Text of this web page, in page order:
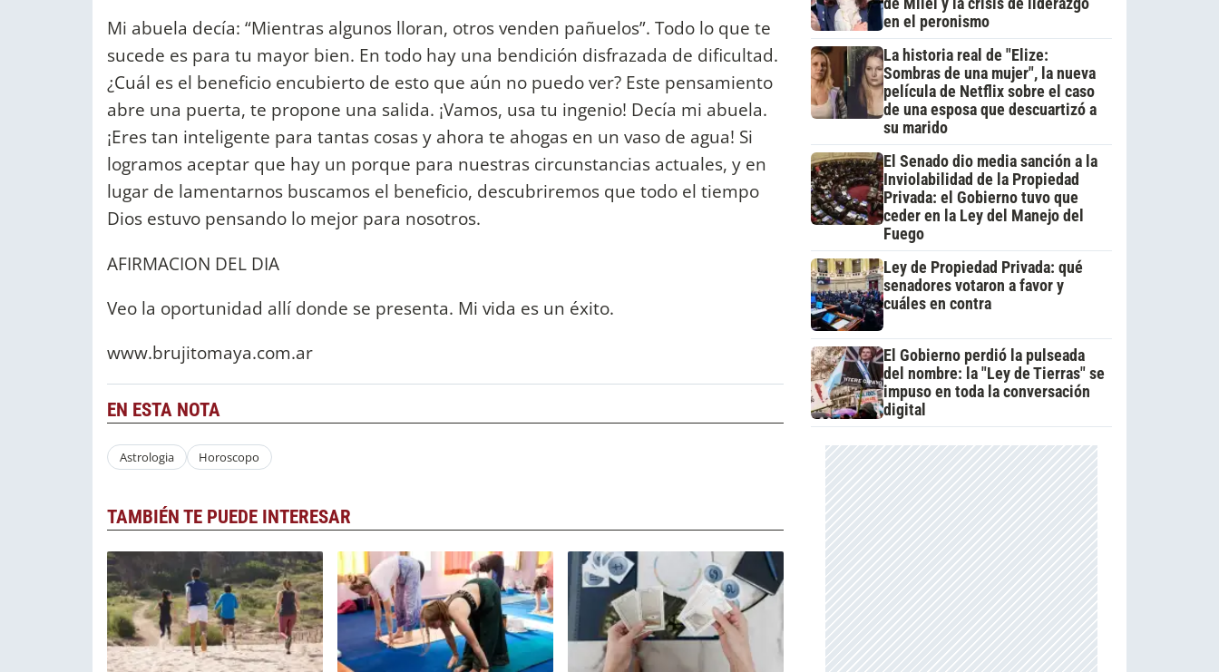
Mi abuela decía: “Mientras algunos lloran, otros venden pañuelos”. Todo lo que te
sucede es para tu mayor bien. En todo hay una bendición disfrazada de dificultad.
¿Cuál es el beneficio encubierto de esto que aún no puedo ver? Este pensamiento
abre una puerta, te propone una salida. ¡Vamos, usa tu ingenio! Decía mi abuela.
¡Eres tan inteligente para tantas cosas y ahora te ahogas en un vaso de agua! Si
logramos aceptar que hay un porque para nuestras circunstancias actuales, y en
lugar de lamentarnos buscamos el beneficio, descubriremos que todo el tiempo
Dios estuvo pensando lo mejor para nosotros.
AFIRMACION DEL DIA
Veo la oportunidad allí donde se presenta. Mi vida es un éxito.
www.brujitomaya.com.ar
EN ESTA NOTA
Astrologia Horoscopo
TAMBIÉN TE PUEDE INTERESAR
en el peronismo
La historia real de "Elize:
Sombras de una mujer", la nueva
película de Netflix sobre el caso
de una esposa que descuartizó a
su marido
El Senado dio media sanción a la
Inviolabilidad de la Propiedad
Privada: el Gobierno tuvo que
ceder en la Ley del Manejo del
Fuego
Ley de Propiedad Privada: qué
senadores votaron a favor y
cuáles en contra
El Gobierno perdió la pulseada
del nombre: la "Ley de Tierras" se
impuso en toda la conversación
digital